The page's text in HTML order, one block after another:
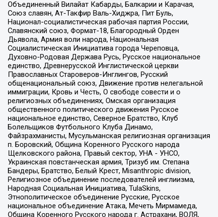
Объединенный Вилайат Кабарды, Балкарии и Карачая,
Союз славян, Ат-Такфир Валь-Хиджра, Пит Буль,
Национал-социалистическая рабочая партия России,
Славянский союз, Формат-18, Благородный Орден
Дьявола, Армия воли народа, Национальная
Социалистическая Инициатива города Череповца,
Духовно-Родовая Держава Русь, Русское национальное
единство, Древнерусской Инглистической церкви
Православных Староверов-Инглингов, Русский
общенациональный союз, Движение против нелегальной
иммиграции, Кровь и Честь, О свободе совести и о
религиозных объединениях, Омская организация
общественного политического движения Русское
национальное единство, Северное Братство, Клуб
Болельщиков Футбольного Клуба Динамо,
Файзрахманисты, Мусульманская религиозная организация
п. Боровский, Община Коренного Русского народа
Щелковского района, Правый сектор, УНА - УНСО,
Украинская повстанческая армия, Тризуб им. Степана
Бандеры, Братство, Белый Крест, Misanthropic division,
Религиозное объединение последователей инглиизма,
Народная Социальная Инициатива, TulaSkins,
Этнополитическое объединение Русские, Русское
национальное объединение Атака, Мечеть Мирмамеда,
Община Коренного Русского народа г. Астрахани, ВОЛЯ,